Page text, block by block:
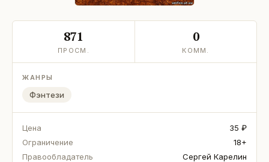
871
ПРОСМ.
0
КОММ.
ЖАНРЫ
Фэнтези
Цена
35 ₽
Ограничение
18+
Правообладатель
Сергей Карелин